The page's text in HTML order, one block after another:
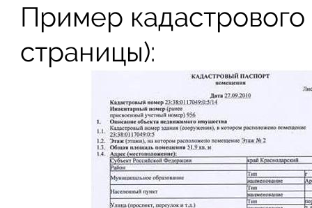
Пример кадастрового
страницы):